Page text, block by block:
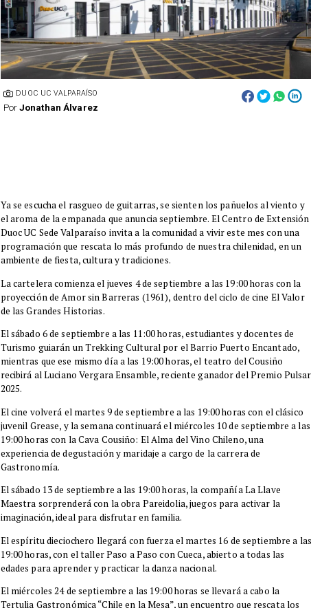
DUOC UC VALPARAÍSO
Por Jonathan Álvarez
​Ya se escucha el rasgueo de guitarras, se sienten los pañuelos al viento y
el aroma de la empanada que anuncia septiembre. El Centro de Extensión
Duoc UC Sede Valparaíso invita a la comunidad a vivir este mes con una
programación que rescata lo más profundo de nuestra chilenidad, en un
ambiente de fiesta, cultura y tradiciones.
​La cartelera comienza el jueves 4 de septiembre a las 19:00 horas con la
proyección de Amor sin Barreras (1961), dentro del ciclo de cine El Valor
de las Grandes Historias.
​​El sábado 6 de septiembre a las 11:00 horas, estudiantes y docentes de
Turismo guiarán un Trekking Cultural por el Barrio Puerto Encantado,
mientras que ese mismo día a las 19:00 horas, el teatro del Cousiño
recibirá al Luciano Vergara Ensamble, reciente ganador del Premio Pulsar
2025.
​El cine volverá el martes 9 de septiembre a las 19:00 horas con el clásico
juvenil Grease, y la semana continuará el miércoles 10 de septiembre a las
19:00 horas con la Cava Cousiño: El Alma del Vino Chileno, una
experiencia de degustación y maridaje a cargo de la carrera de
Gastronomía.
​El sábado 13 de septiembre a las 19:00 horas, la compañía La Llave
Maestra sorprenderá con la obra Pareidolia, juegos para activar la
imaginación, ideal para disfrutar en familia.
​El espíritu dieciochero llegará con fuerza el martes 16 de septiembre a las
19:00 horas, con el taller Paso a Paso con Cueca, abierto a todas las
edades para aprender y practicar la danza nacional.
​El miércoles 24 de septiembre a las 19:00 horas se llevará a cabo la
Tertulia Gastronómica “Chile en la Mesa”, un encuentro que rescata los